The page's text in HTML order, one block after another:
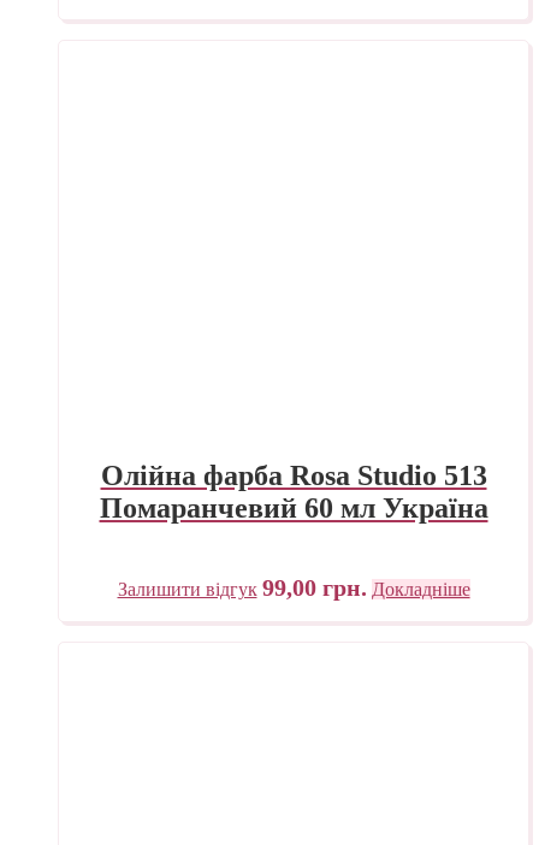
Олійна фарба Rosa Studio 513
Помаранчевий 60 мл Україна
Залишити відгук 99,00 грн. Докладніше